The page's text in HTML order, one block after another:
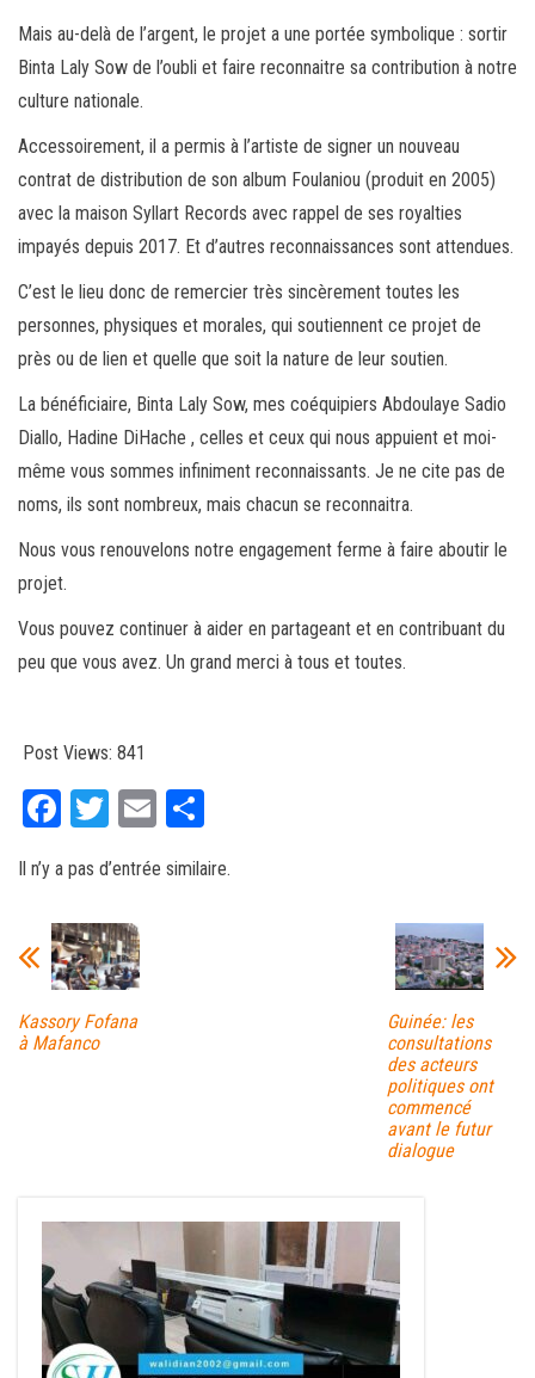
Mais au-delà de l’argent, le projet a une portée symbolique : sortir
Binta Laly Sow de l’oubli et faire reconnaitre sa contribution à notre
culture nationale.
Accessoirement, il a permis à l’artiste de signer un nouveau
contrat de distribution de son album Foulaniou (produit en 2005)
avec la maison Syllart Records avec rappel de ses royalties
impayés depuis 2017. Et d’autres reconnaissances sont attendues.
C’est le lieu donc de remercier très sincèrement toutes les
personnes, physiques et morales, qui soutiennent ce projet de
près ou de lien et quelle que soit la nature de leur soutien.
La bénéficiaire, Binta Laly Sow, mes coéquipiers Abdoulaye Sadio
Diallo, Hadine DiHache , celles et ceux qui nous appuient et moi-
même vous sommes infiniment reconnaissants. Je ne cite pas de
noms, ils sont nombreux, mais chacun se reconnaitra.
Nous vous renouvelons notre engagement ferme à faire aboutir le
projet.
Vous pouvez continuer à aider en partageant et en contribuant du
peu que vous avez. Un grand merci à tous et toutes.
Post Views: 841
Fa
bo
ok
T
tt
er
E
ail ag
Il n’y a pas d’entrée similaire.
Kassory Fofana
à Mafanco
Guinée: les
consultations
des acteurs
politiques ont
commencé
avant le futur
dialogue